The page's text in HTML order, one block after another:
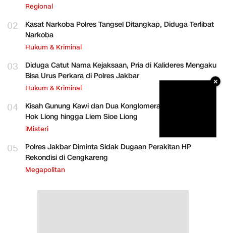
Regional
02
Kasat Narkoba Polres Tangsel Ditangkap, Diduga Terlibat
Narkoba
Hukum & Kriminal
03
Diduga Catut Nama Kejaksaan, Pria di Kalideres Mengaku
Bisa Urus Perkara di Polres Jakbar
Hukum & Kriminal
04
Kisah Gunung Kawi dan Dua Konglomerat Indonesia Ong
Hok Liong hingga Liem Sioe Liong
iMisteri
05
Polres Jakbar Diminta Sidak Dugaan Perakitan HP
Rekondisi di Cengkareng
Megapolitan
×